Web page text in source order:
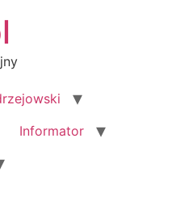
Informator